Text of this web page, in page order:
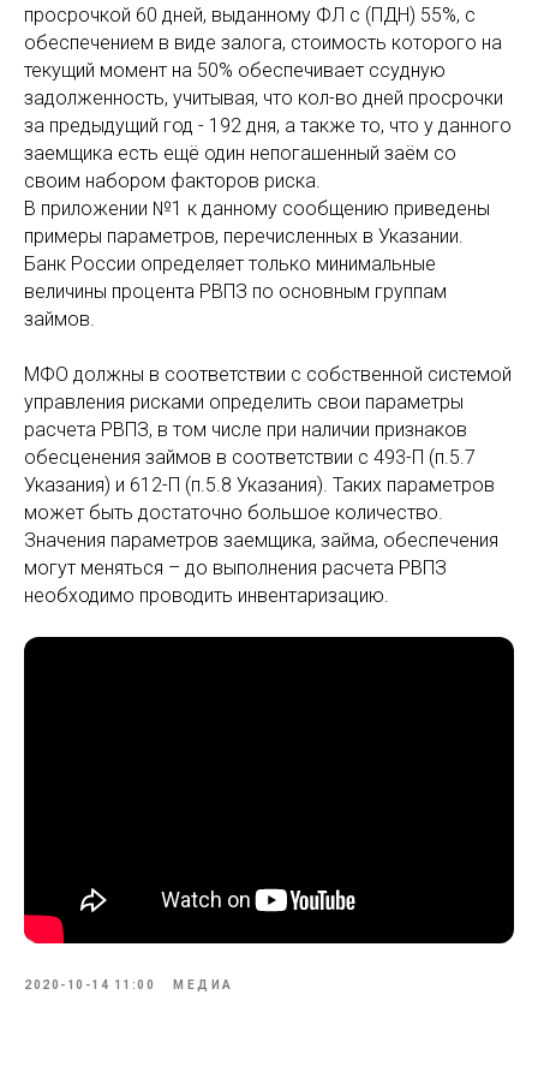
просрочкой 60 дней, выданному ФЛ с (ПДН) 55%, с
обеспечением в виде залога, стоимость которого на
текущий момент на 50% обеспечивает ссудную
задолженность, учитывая, что кол-во дней просрочки
за предыдущий год - 192 дня, а также то, что у данного
заемщика есть ещё один непогашенный заём со
своим набором факторов риска.
В приложении №1 к данному сообщению приведены
примеры параметров, перечисленных в Указании.
Банк России определяет только минимальные
величины процента РВПЗ по основным группам
займов.
МФО должны в соответствии с собственной системой
управления рисками определить свои параметры
расчета РВПЗ, в том числе при наличии признаков
обесценения займов в соответствии с 493-П (п.5.7
Указания) и 612-П (п.5.8 Указания). Таких параметров
может быть достаточно большое количество.
Значения параметров заемщика, займа, обеспечения
могут меняться – до выполнения расчета РВПЗ
необходимо проводить инвентаризацию.
2020-10-14 11:00 МЕДИА